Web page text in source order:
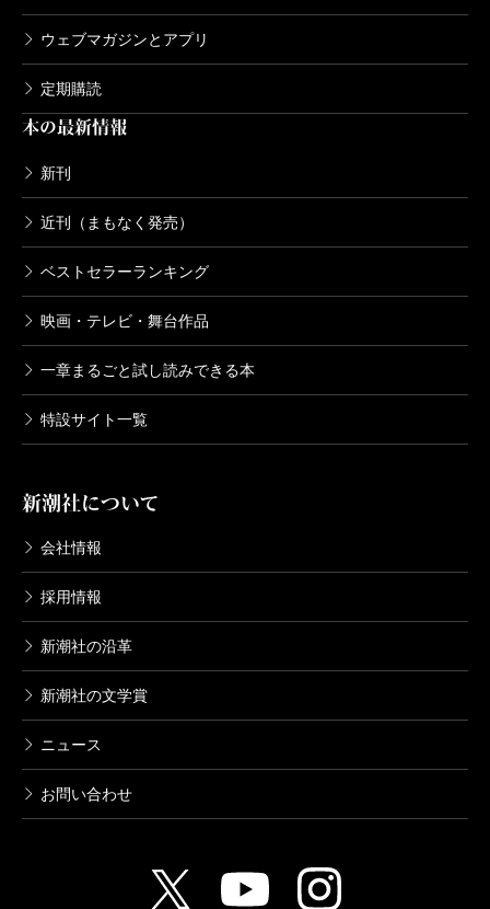
ウェブマガジンとアプリ
定期購読
本の最新情報
新刊
近刊（まもなく発売）
ベストセラーランキング
映画・テレビ・舞台作品
一章まるごと試し読みできる本
特設サイト一覧
新潮社について
会社情報
採用情報
新潮社の沿革
新潮社の文学賞
ニュース
お問い合わせ